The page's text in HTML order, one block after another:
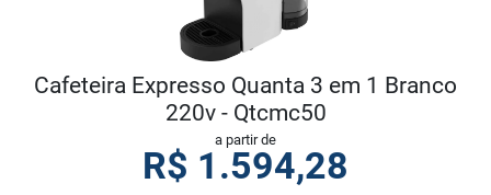
Cafeteira Expresso Quanta 3 em 1 Branco
220v - Qtcmc50
a partir de
R$ 1.594,28